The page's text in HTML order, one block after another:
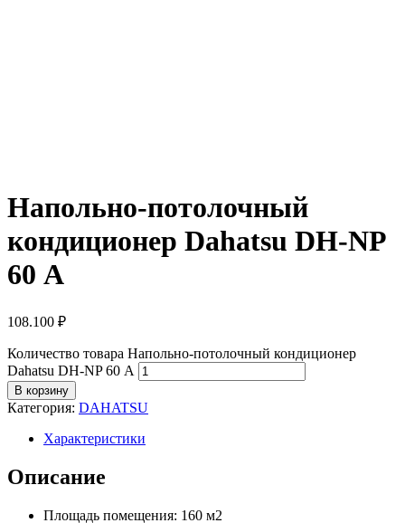
Напольно-потолочный
кондиционер Dahatsu DH-NP
60 А
108.100 ₽
Количество товара Напольно-потолочный кондиционер
Dahatsu DH-NP 60 А
В корзину
Категория: DAHATSU
Характеристики
Описание
Площадь помещения: 160 м2